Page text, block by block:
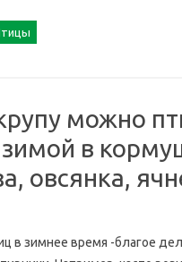
можно
в
овсянка,
в зимнее время -благое